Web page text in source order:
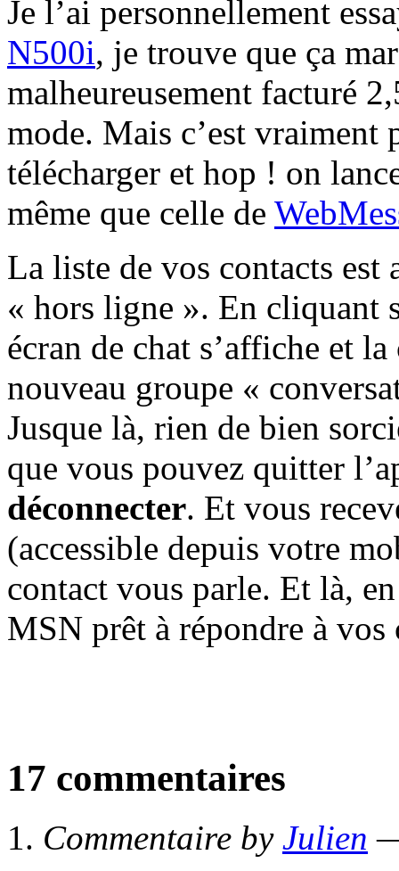
Je l’ai personnellement
N500i, je trouve que ça
malheureusement facturé
mode. Mais c’est
télécharger et hop ! on
même que celle de
La liste de vos contacts
« hors ligne ». En cliquant
écran de chat s’affiche et
nouveau groupe «
Jusque là, rien de bien
que vous pouvez quitter
déconnecter. Et vous
(accessible depuis votre
contact vous parle. Et là,
MSN prêt à répondre à vos
17 commentaires
Commentaire by Julien